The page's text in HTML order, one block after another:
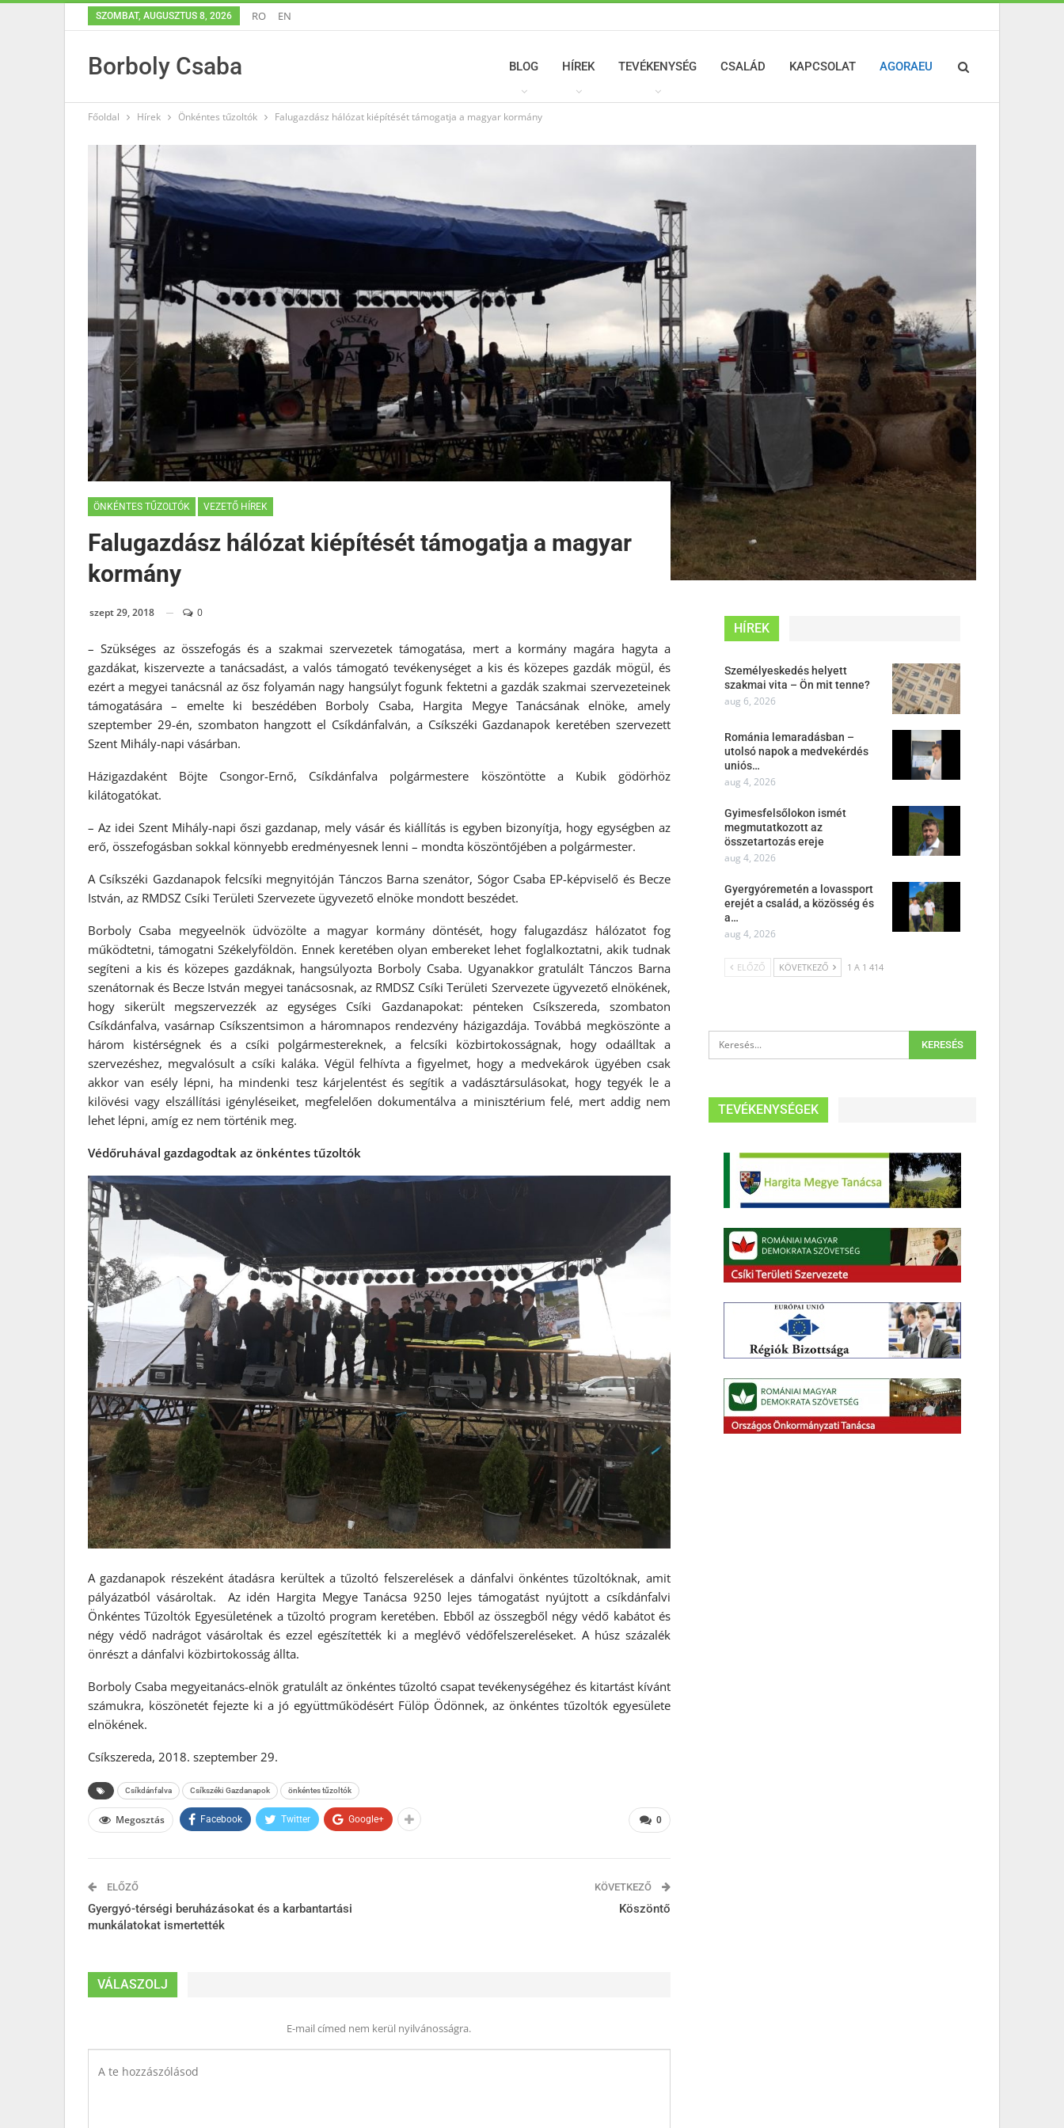
SZOMBAT, AUGUSZTUS 8, 2026 RO EN
Borboly Csaba BLOG HÍREK TEVÉKENYSÉG CSALÁD KAPCSOLAT AGORAEU
Főoldal Hírek Önkéntes tűzoltók Falugazdász hálózat kiépítését támogatja a magyar kormány
ÖNKÉNTES TŰZOLTÓK VEZETŐ HÍREK
Falugazdász hálózat kiépítését támogatja a magyar
kormány
szept 29, 2018 0
– Szükséges az összefogás és a szakmai szervezetek támogatása, mert a kormány magára hagyta a
gazdákat, kiszervezte a tanácsadást, a valós támogató tevékenységet a kis és közepes gazdák mögül, és
ezért a megyei tanácsnál az ősz folyamán nagy hangsúlyt fogunk fektetni a gazdák szakmai szervezeteinek
támogatására – emelte ki beszédében Borboly Csaba, Hargita Megye Tanácsának elnöke, amely
szeptember 29-én, szombaton hangzott el Csíkdánfalván, a Csíkszéki Gazdanapok keretében szervezett
Szent Mihály-napi vásárban.
Házigazdaként Böjte Csongor-Ernő, Csíkdánfalva polgármestere köszöntötte a Kubik gödörhöz
kilátogatókat.
– Az idei Szent Mihály-napi őszi gazdanap, mely vásár és kiállítás is egyben bizonyítja, hogy egységben az
erő, összefogásban sokkal könnyebb eredményesnek lenni – mondta köszöntőjében a polgármester.
A Csíkszéki Gazdanapok felcsíki megnyitóján Tánczos Barna szenátor, Sógor Csaba EP-képviselő és Becze
István, az RMDSZ Csíki Területi Szervezete ügyvezető elnöke mondott beszédet.
Borboly Csaba megyeelnök üdvözölte a magyar kormány döntését, hogy falugazdász hálózatot fog
működtetni, támogatni Székelyföldön. Ennek keretében olyan embereket lehet foglalkoztatni, akik tudnak
segíteni a kis és közepes gazdáknak, hangsúlyozta Borboly Csaba. Ugyanakkor gratulált Tánczos Barna
szenátornak és Becze István megyei tanácsosnak, az RMDSZ Csíki Területi Szervezete ügyvezető elnökének,
hogy sikerült megszervezzék az egységes Csíki Gazdanapokat: pénteken Csíkszereda, szombaton
Csíkdánfalva, vasárnap Csíkszentsimon a háromnapos rendezvény házigazdája. Továbbá megköszönte a
három kistérségnek és a csíki polgármestereknek, a felcsíki közbirtokosságnak, hogy odaálltak a
szervezéshez, megvalósult a csíki kaláka. Végül felhívta a figyelmet, hogy a medvekárok ügyében csak
akkor van esély lépni, ha mindenki tesz kárjelentést és segítik a vadásztársulásokat, hogy tegyék le a
kilövési vagy elszállítási igényléseiket, megfelelően dokumentálva a minisztérium felé, mert addig nem
lehet lépni, amíg ez nem történik meg.
Védőruhával gazdagodtak az önkéntes tűzoltók
A gazdanapok részeként átadásra kerültek a tűzoltó felszerelések a dánfalvi önkéntes tűzoltóknak, amit
pályázatból vásároltak. Az idén Hargita Megye Tanácsa 9250 lejes támogatást nyújtott a csíkdánfalvi
Önkéntes Tűzoltók Egyesületének a tűzoltó program keretében. Ebből az összegből négy védő kabátot és
négy védő nadrágot vásároltak és ezzel egészítették ki a meglévő védőfelszereléseket. A húsz százalék
önrészt a dánfalvi közbirtokosság állta.
Borboly Csaba megyeitanács-elnök gratulált az önkéntes tűzoltó csapat tevékenységéhez és kitartást kívánt
számukra, köszönetét fejezte ki a jó együttműködésért Fülöp Ödönnek, az önkéntes tűzoltók egyesülete
elnökének.
Csíkszereda, 2018. szeptember 29.
Csíkdánfalva Csíkszéki Gazdanapok önkéntes tűzoltók
0
Megosztás Facebook Twitter Google+
ELŐZŐ
Gyergyó-térségi beruházásokat és a karbantartási
munkálatokat ismertették
KÖVETKEZŐ
Köszöntő
VÁLASZOLJ
E-mail címed nem kerül nyilvánosságra.
HÍREK
Személyeskedés helyett
szakmai vita – Ön mit tenne?
aug 6, 2026
Románia lemaradásban –
utolsó napok a medvekérdés
uniós…
aug 4, 2026
Gyimesfelsőlokon ismét
megmutatkozott az
összetartozás ereje
aug 4, 2026
Gyergyóremetén a lovassport
erejét a család, a közösség és
a…
aug 4, 2026
ELŐZŐ KÖVETKEZŐ 1 A 1 414
TEVÉKENYSÉGEK